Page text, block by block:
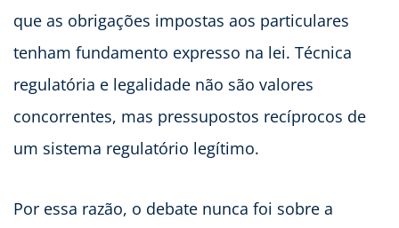
que as obrigações impostas aos particulares
tenham fundamento expresso na lei. Técnica
regulatória e legalidade não são valores
concorrentes, mas pressupostos recíprocos de
um sistema regulatório legítimo.
Por essa razão, o debate nunca foi sobre a